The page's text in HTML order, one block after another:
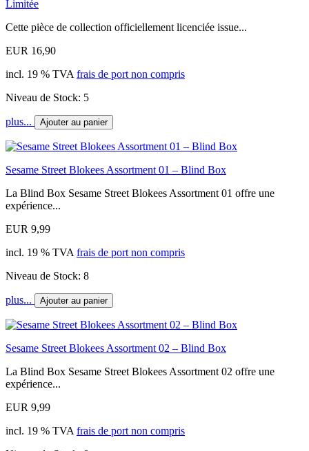
Limitée
Cette pièce de collection officiellement licenciée issue...
EUR 16,90
incl. 19 % TVA frais de port non compris
Niveau de Stock: 5
plus... Ajouter au panier
Sesame Street Blokees Assortment 01 – Blind Box
La Blind Box Sesame Street Blokees Assortment 01 offre une
expérience...
EUR 9,99
incl. 19 % TVA frais de port non compris
Niveau de Stock: 8
plus... Ajouter au panier
Sesame Street Blokees Assortment 02 – Blind Box
La Blind Box Sesame Street Blokees Assortment 02 offre une
expérience...
EUR 9,99
incl. 19 % TVA frais de port non compris